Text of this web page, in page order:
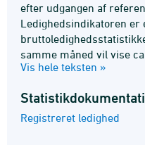
efter udgangen af
Ledighedsindikatoren er
samme måned vil vise
Vis hele teksten »
Registreret ledighed